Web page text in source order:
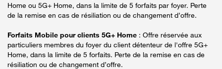
Home ou 5G+ Home, dans la limite de 5 forfaits par foyer. Perte
de la remise en cas de résiliation ou de changement d’offre.
Forfaits Mobile pour clients 5G+ Home : Offre réservée aux
particuliers membres du foyer du client détenteur de l'offre 5G+
Home, dans la limite de 5 forfaits. Perte de la remise en cas de
résiliation ou de changement d’offre.